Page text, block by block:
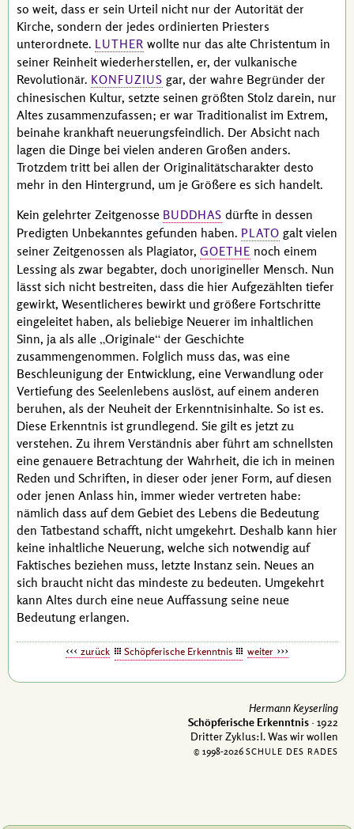
so weit, dass er sein Urteil nicht nur der Autorität der
Kirche, sondern der jedes ordinierten Priesters
unterordnete. LUTHER wollte nur das alte Christentum in
seiner Reinheit wiederherstellen, er, der vulkanische
Revolutionär. KONFUZIUS gar, der wahre Begründer der
chinesischen Kultur, setzte seinen größten Stolz darein, nur
Altes zusammenzufassen; er war Traditionalist im Extrem,
beinahe krankhaft neuerungsfeindlich. Der Absicht nach
lagen die Dinge bei vielen anderen Großen anders.
Trotzdem tritt bei allen der Originalitätscharakter desto
mehr in den Hintergrund, um je Größere es sich handelt.
Kein gelehrter Zeitgenosse BUDDHAS dürfte in dessen
Predigten Unbekanntes gefunden haben. PLATO galt vielen
seiner Zeitgenossen als Plagiator, GOETHE noch einem
Lessing als zwar begabter, doch unorigineller Mensch. Nun
lässt sich nicht bestreiten, dass die hier Aufgezählten tiefer
gewirkt, Wesentlicheres bewirkt und größere Fortschritte
eingeleitet haben, als beliebige Neuerer im inhaltlichen
Sinn, ja als alle Originale der Geschichte
zusammengenommen. Folglich muss das, was eine
Beschleunigung der Entwicklung, eine Verwandlung oder
Vertiefung des Seelenlebens auslöst, auf einem anderen
beruhen, als der Neuheit der Erkenntnisinhalte. So ist es.
Diese Erkenntnis ist grundlegend. Sie gilt es jetzt zu
verstehen. Zu ihrem Verständnis aber führt am schnellsten
eine genauere Betrachtung der Wahrheit, die ich in meinen
Reden und Schriften, in dieser oder jener Form, auf diesen
oder jenen Anlass hin, immer wieder vertreten habe:
nämlich dass auf dem Gebiet des Lebens die Bedeutung
den Tatbestand schafft, nicht umgekehrt. Deshalb kann hier
keine inhaltliche Neuerung, welche sich notwendig auf
Faktisches beziehen muss, letzte Instanz sein. Neues an
sich braucht nicht das mindeste zu bedeuten. Umgekehrt
kann Altes durch eine neue Auffassung seine neue
Bedeutung erlangen.
zurück Schöpferische Erkenntnis weiter
Hermann Keyserling
Schöpferische Erkenntnis · 1922
Dritter Zyklus:I. Was wir wollen
© 1998-2026 SCHULE DES RADES